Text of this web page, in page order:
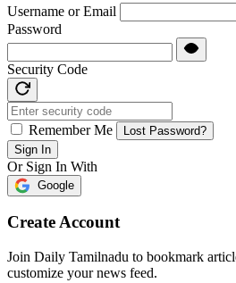
Username or Email
Password
Security Code
Remember Me
Lost Password?
Sign In
Or Sign In With
Google
Create Account
Join Daily Tamilnadu to bookmark
customize your news feed.